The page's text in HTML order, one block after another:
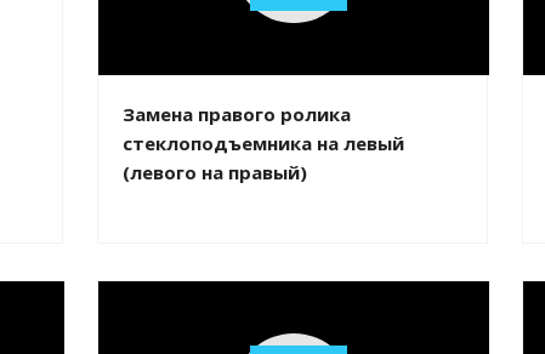
Замена правого ролика
стеклоподъемника на левый
(левого на правый)